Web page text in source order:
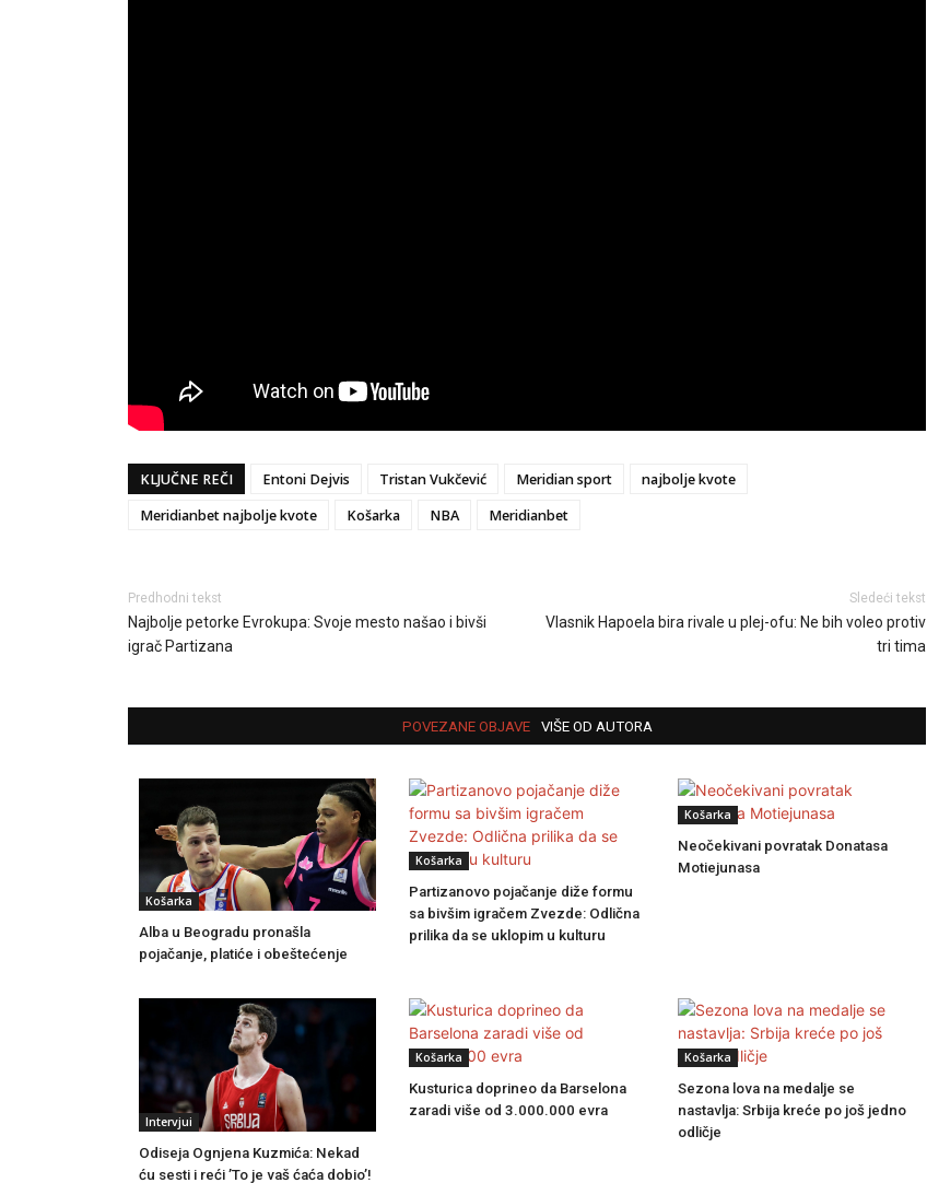
KLJUČNE REČI Entoni Dejvis Tristan Vukčević Meridian sport
najbolje kvote
Meridianbet najbolje kvote
Košarka NBA Meridianbet
Predhodni tekst
Najbolje petorke Evrokupa: Svoje mesto našao i bivši
igrač Partizana
Sledeći tekst
Vlasnik Hapoela bira rivale u plej-ofu: Ne bih voleo protiv
tri tima
POVEZANE OBJAVE VIŠE OD AUTORA
Košarka
Alba u Beogradu pronašla
pojačanje, platiće i obeštećenje
Košarka
Partizanovo pojačanje diže formu
sa bivšim igračem Zvezde: Odlična
prilika da se uklopim u kulturu
Košarka
Neočekivani povratak Donatasa
Motiejunasa
Intervjui
Odiseja Ognjena Kuzmića: Nekad
ću sesti i reći ’To je vaš ćaća dobio’!
Košarka
Kusturica doprineo da Barselona
zaradi više od 3.000.000 evra
Košarka
Sezona lova na medalje se
nastavlja: Srbija kreće po još jedno
odličje